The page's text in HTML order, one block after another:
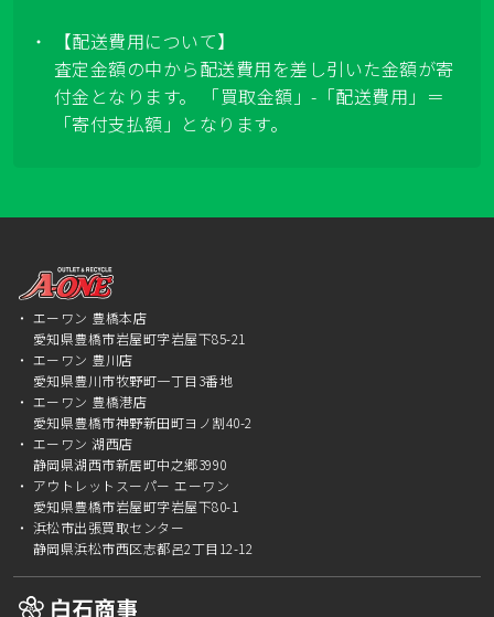
【配送費用について】
査定金額の中から配送費用を差し引いた金額が寄
付金となります。 「買取金額」-「配送費用」＝
「寄付支払額」となります。
エーワン 豊橋本店
愛知県豊橋市岩屋町字岩屋下85-21
エーワン 豊川店
愛知県豊川市牧野町一丁目3番地
エーワン 豊橋港店
愛知県豊橋市神野新田町ヨノ割40-2
エーワン 湖西店
静岡県湖西市新居町中之郷3990
アウトレットスーパー エーワン
愛知県豊橋市岩屋町字岩屋下80-1
浜松市出張買取センター
静岡県浜松市西区志都呂2丁目12-12